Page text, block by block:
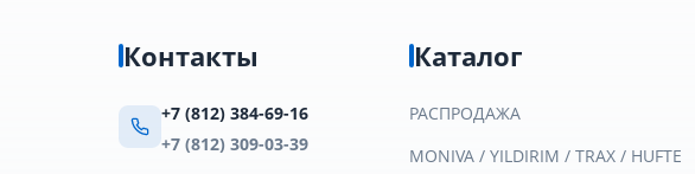
Контакты
+7 (812) 384-69-16
+7 (812) 309-03-39
Каталог
РАСПРОДАЖА
MONIVA / YILDIRIM / TRAX / HUFTE